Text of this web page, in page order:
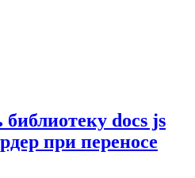
docs js
при переносе